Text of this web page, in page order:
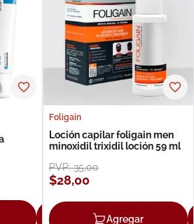
Agregar
Foligain
Loción capilar foligain men
minoxidil trixidil loción 59 ml
PVP:35,00
$28,00
Agregar